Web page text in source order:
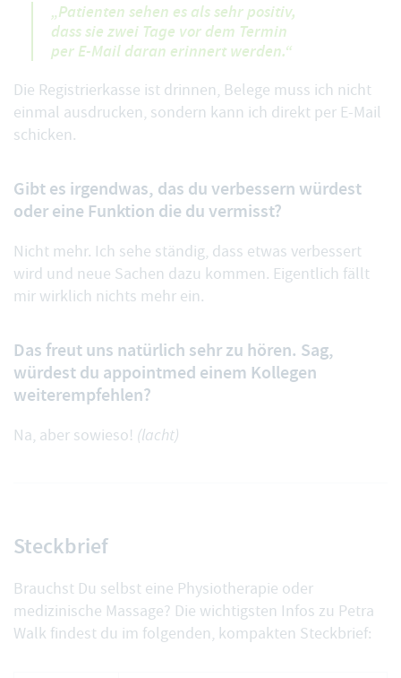
„Patienten sehen es als sehr positiv,
dass sie zwei Tage vor dem Termin
per E-Mail daran erinnert werden.“
Die Registrierkasse ist drinnen, Belege muss ich nicht
einmal ausdrucken, sondern kann ich direkt per E-Mail
schicken.
Gibt es irgendwas, das du verbessern würdest
oder eine Funktion die du vermisst?
Nicht mehr. Ich sehe ständig, dass etwas verbessert
wird und neue Sachen dazu kommen. Eigentlich fällt
mir wirklich nichts mehr ein.
Das freut uns natürlich sehr zu hören. Sag,
würdest du appointmed einem Kollegen
weiterempfehlen?
Na, aber sowieso! (lacht)
Steckbrief
Brauchst Du selbst eine Physiotherapie oder
medizinische Massage? Die wichtigsten Infos zu Petra
Walk findest du im folgenden, kompakten Steckbrief: